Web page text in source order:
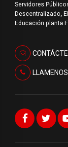
Servidores
Descentralizado,
Educación planta
LLAMENOS